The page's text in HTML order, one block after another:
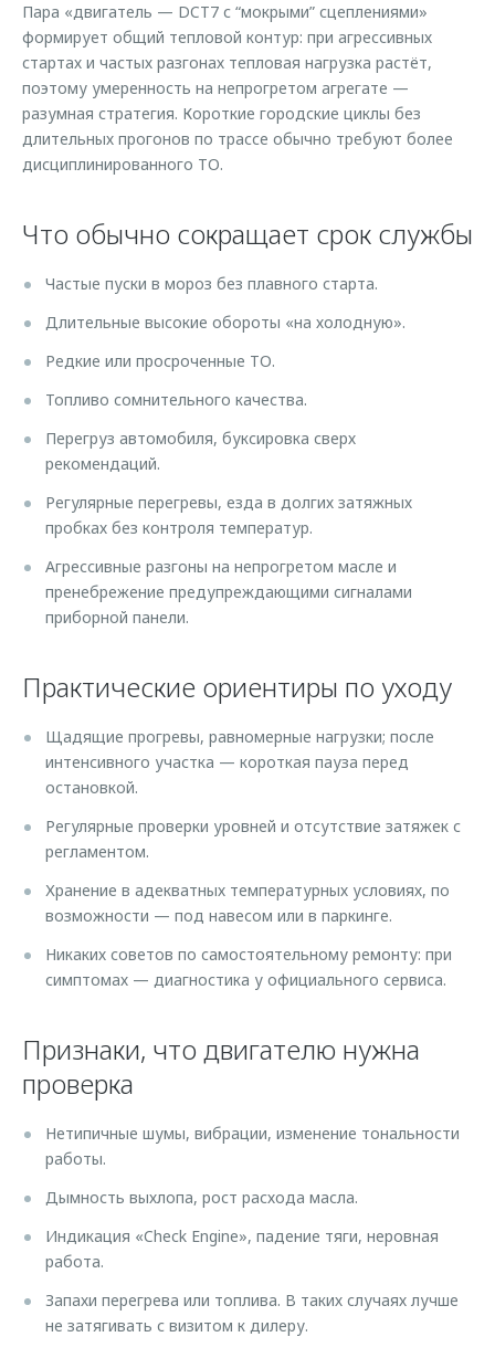
Пара «двигатель — DCT7 с “мокрыми” сцеплениями»
формирует общий тепловой контур: при агрессивных
стартах и частых разгонах тепловая нагрузка растёт,
поэтому умеренность на непрогретом агрегате —
разумная стратегия. Короткие городские циклы без
длительных прогонов по трассе обычно требуют более
дисциплинированного ТО.
Что обычно сокращает срок службы
Частые пуски в мороз без плавного старта.
Длительные высокие обороты «на холодную».
Редкие или просроченные ТО.
Топливо сомнительного качества.
Перегруз автомобиля, буксировка сверх
рекомендаций.
Регулярные перегревы, езда в долгих затяжных
пробках без контроля температур.
Агрессивные разгоны на непрогретом масле и
пренебрежение предупреждающими сигналами
приборной панели.
Практические ориентиры по уходу
Щадящие прогревы, равномерные нагрузки; после
интенсивного участка — короткая пауза перед
остановкой.
Регулярные проверки уровней и отсутствие затяжек с
регламентом.
Хранение в адекватных температурных условиях, по
возможности — под навесом или в паркинге.
Никаких советов по самостоятельному ремонту: при
симптомах — диагностика у официального сервиса.
Признаки, что двигателю нужна
проверка
Нетипичные шумы, вибрации, изменение тональности
работы.
Дымность выхлопа, рост расхода масла.
Индикация «Check Engine», падение тяги, неровная
работа.
Запахи перегрева или топлива. В таких случаях лучше
не затягивать с визитом к дилеру.